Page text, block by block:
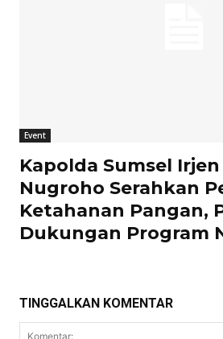
Event
Kapolda Sumsel
Nugroho Serahkan
Ketahanan Pangan,
Dukungan Program
TINGGALKAN KOMENTAR